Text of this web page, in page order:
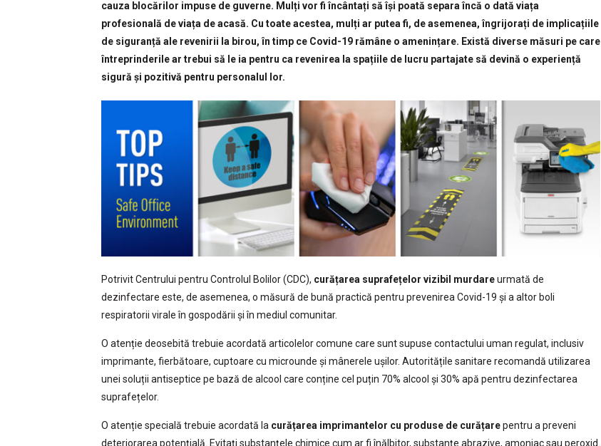
cauza blocărilor impuse de guverne. Mulți vor fi încântați să își poată separa încă o dată viața
profesională de viața de acasă. Cu toate acestea, mulți ar putea fi, de asemenea, îngrijorați de implicațiile
de siguranță ale revenirii la birou, în timp ce Covid-19 rămâne o amenințare. Există diverse măsuri pe care
întreprinderile ar trebui să le ia pentru ca revenirea la spațiile de lucru partajate să devină o experiență
sigură și pozitivă pentru personalul lor.
Potrivit Centrului pentru Controlul Bolilor (CDC), curățarea suprafețelor vizibil murdareurmată de
dezinfectare este, de asemenea, o măsură de bună practică pentru prevenirea Covid-19 și a altor boli
respiratorii virale în gospodării și în mediul comunitar.
O atenție deosebită trebuie acordată articolelor comune care sunt supuse contactului uman regulat, inclusiv
imprimante, fierbătoare, cuptoare cu microunde și mânerele ușilor. Autoritățile sanitare recomandă utilizarea
unei soluții antiseptice pe bază de alcool care conține cel puțin 70% alcool și 30% apă pentru dezinfectarea
suprafețelor.
O atenție specială trebuie acordată la curățarea imprimantelor cu produse de curățarepentru a preveni
deteriorarea potențială. Evitați substanțele chimice cum ar fi înălbitor, substanțe abrazive, amoniac sau peroxid.